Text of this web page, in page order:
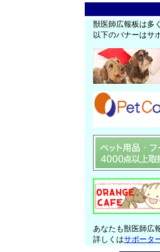
獣医師広報板は多
以下のバナーはサ
あなたも獣医師広
詳しくはサポータ